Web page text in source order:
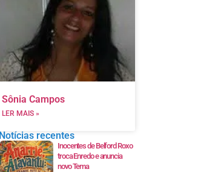
Sônia Campos
LER MAIS »
Notícias recentes
Inocentes de Belford Roxo
troca Enredo e anuncia
novo Tema